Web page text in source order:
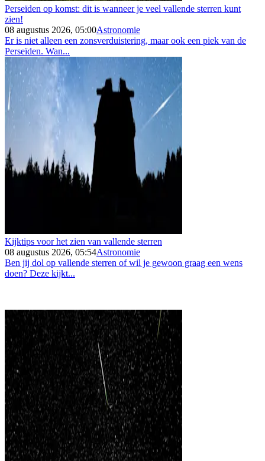
Perseïden op komst: dit is wanneer je veel vallende sterren kunt
zien!
08 augustus 2026, 05:00Astronomie
Er is niet alleen een zonsverduistering, maar ook een piek van de
Perseïden. Wan...
Kijktips voor het zien van vallende sterren
08 augustus 2026, 05:54Astronomie
Ben jij dol op vallende sterren of wil je gewoon graag een wens
doen? Deze kijkt...